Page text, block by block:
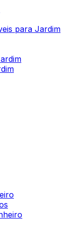
para Jardim